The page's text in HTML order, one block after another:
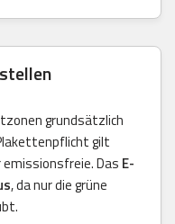
grundsätzlich
gilt
Das E-
, da nur die grüne